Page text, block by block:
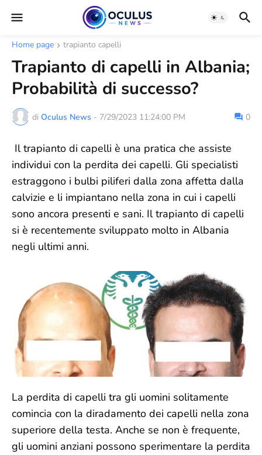
Home page trapianto capelli
Trapianto di capelli in Albania;
Probabilità di successo?
di Oculus News - 7/29/2023 11:24:00 PM 0
Il trapianto di capelli è una pratica che assiste
individui con la perdita dei capelli. Gli specialisti
estraggono i bulbi piliferi dalla zona affetta dalla
calvizie e li impiantano nella zona in cui i capelli
sono ancora presenti e sani. Il trapianto di capelli
si è recentemente sviluppato molto in Albania
negli ultimi anni.
La perdita di capelli tra gli uomini solitamente
comincia con la diradamento dei capelli nella zona
superiore della testa. Anche se non è frequente,
gli uomini anziani possono sperimentare la perdita